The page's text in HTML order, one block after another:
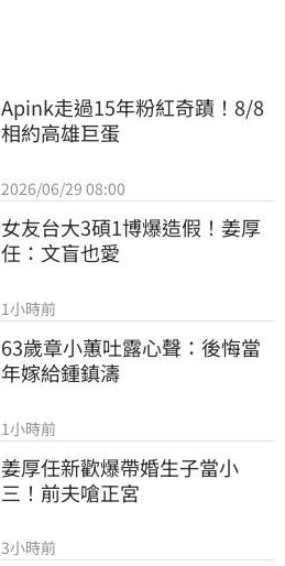
Apink走過15年粉紅奇蹟！8/8
相約高雄巨蛋
2026/06/29 08:00
女友台大3碩1博爆造假！姜厚
任：文盲也愛
1小時前
63歲章小蕙吐露心聲：後悔當
年嫁給鍾鎮濤
1小時前
姜厚任新歡爆帶婚生子當小
三！前夫嗆正宮
3小時前